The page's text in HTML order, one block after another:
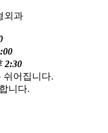
2:30
쉬어집니다.
니다.